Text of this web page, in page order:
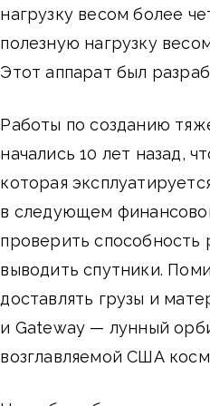
нагрузку весом более
полезную нагрузку
Этот аппарат был
Работы по созданию
начались 10 лет назад,
которая
в следующем
проверить
выводить спутники.
доставлять грузы и
и Gateway — лунный
возглавляемой США